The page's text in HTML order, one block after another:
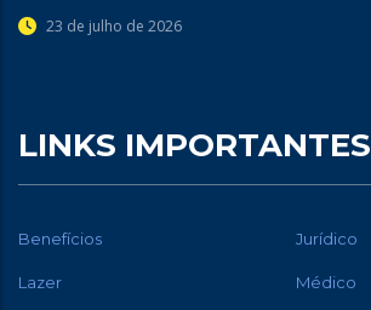
23 de julho de 2026
LINKS IMPORTANTES
Benefícios Jurídico
Lazer Médico